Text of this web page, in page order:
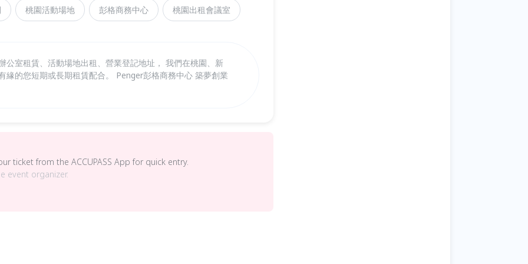
桃園活動場地 彭格商務中心 桃園出租會議室
公室租賃、活動場地出租、營業登記地址， 我們在桃園、新
緣的您短期或長期租賃配合。 Penger彭格商務中心 築夢創業
ticket from the ACCUPASS App for quick entry.
event organizer.